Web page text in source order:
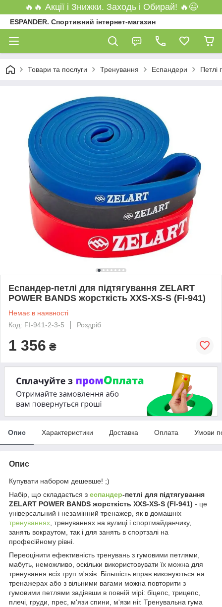
🔥🔥 Акції і Знижки. Заходь і Обирай! 🔥😉
ESPANDER. Спортивний інтернет-магазин
Товари та послуги Тренування Еспандери Петлі
Еспандер-петлі для підтягування ZELART
POWER BANDS жорсткість XXS-XS-S (FI-941)
Немає в наявності
Код: FI-941-2-3-5
Роздріб
1 356 ₴
Опис Характеристики Доставка Оплата Умови
Опис
Купувати набором дешевше! ;)
Набір, що складається з еспандер-петлі для підтягування
ZELART POWER BANDS жорсткість XXS-XS-S (FI-941) - це
універсальний і незамінний тренажер, як в домашніх
тренуваннях, тренуваннях на вулиці і спортмайданчику,
занять вокраутом, так і для занять в спортзалі на
професійному рівні.
Переоцінити ефективність тренувань з гумовими петлями,
мабуть, неможливо, оскільки використовувати їх можна для
тренування всіх груп м'язів. Більшість вправ виконуються на
тренажерах або з вільними вагами можна повторити з
гумовими петлями задіявши в повній мірі: біцепс, трицепс,
плечі, груди, прес, м'язи спини, м'язи ніг. Тренувальна гума